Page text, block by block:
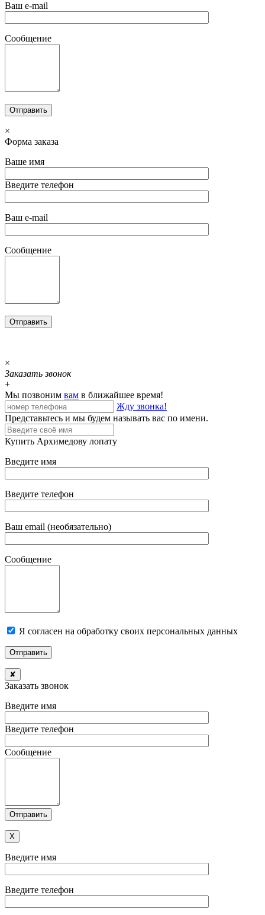
Ваш e-mail
Сообщение
×
Форма заказа
Ваше имя
Введите телефон
Ваш e-mail
Сообщение
×
Заказать звонок
+
Мы позвоним вам в ближайшее время!
Жду звонка!
Представьтесь и мы будем называть вас по имени.
Купить Архимедову лопату
Введите имя
Введите телефон
Ваш email (необязательно)
Сообщение
Я согласен на обработку своих персональных данных
✘
Заказать звонок
Введите имя
Введите телефон
Сообщение
X
Введите имя
Введите телефон